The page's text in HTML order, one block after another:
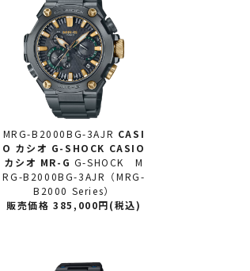
MRG-B2000BG-3AJR CASI
O カシオ G-SHOCK CASIO
カシオ MR-G G-SHOCK M
RG-B2000BG-3AJR（MRG-
B2000 Series）
販売価格 385,000円(税込)